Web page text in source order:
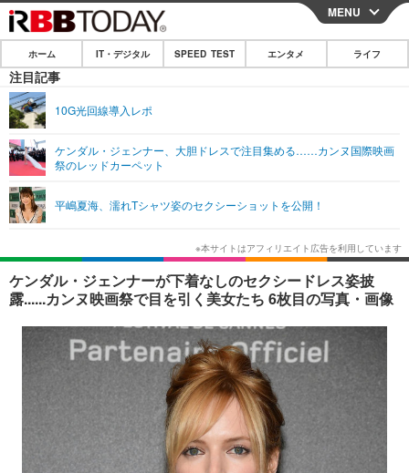
CLOSE
ホーム
IT・デジタル
ネタ
ショッピング その他
SPEED TEST
エンタメ
エンタメTOP 映画・ドラマ
韓国・芸能
音楽 スポーツ
ショッピング その他
ライフ
ライフTOP グルメ
ペット ショッピング
その他
リリース一覧
プッシュ通知の停止方法
MENU
ホーム IT・デジタル SPEED TEST エンタメ ライフ
注目記事
10G光回線導入レポ
ケンダル・ジェンナー、大胆ドレスで注目集める……カンヌ国際映画
祭のレッドカーペット
平嶋夏海、濡れTシャツ姿のセクシーショットを公開！
ケンダル・ジェンナーが下着なしのセクシードレス姿披
露......カンヌ映画祭で目を引く美女たち 6枚目の写真・画像